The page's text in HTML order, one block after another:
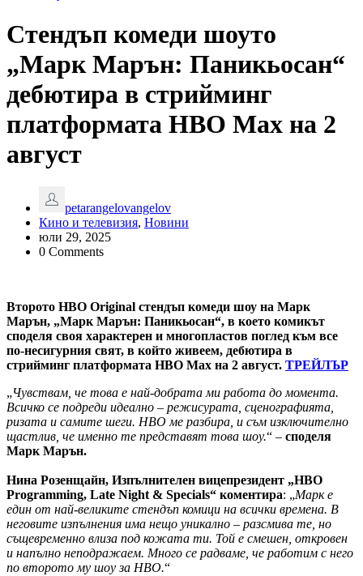
Стендъп комеди шоуто
„Марк Марън: Паникьосан“
дебютира в стрийминг
платформата HBO Max на 2
август
petarangelovangelov
Кино и телевизия, Новини
юли 29, 2025
0 Comments
Второто HBO Original стендъп комеди шоу на Марк
Марън, „Марк Марън: Паникьосан“, в което комикът
споделя своя характерен и многопластов поглед към все
по-несигурния свят, в който живеем, дебютира в
стрийминг платформата HBO Max на 2 август. ТРЕЙЛЪР
„Чувствам, че това е най-добрата ми работа до момента.
Всичко се подреди идеално – режисурата, сценографията,
ризата и самите шеги. HBO ме разбира, и съм изключително
щастлив, че именно те представят това шоу.“ – споделя
Марк Марън.
Нина Розенщайн, Изпълнителен вицепрезидент „HBO
Programming, Late Night & Specials“ коментира: „Марк е
един от най-великите стендъп комици на всички времена. В
неговите изпълнения има нещо уникално – разсмива те, но
същевременно влиза под кожата ти. Той е смешен, откровен
и напълно неподражаем. Много се радваме, че работим с него
по второто му шоу за HBO.“